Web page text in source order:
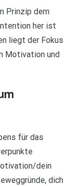
Prinzip dem
her ist
liegt der Fokus
Motivation und
für das
dein
dich